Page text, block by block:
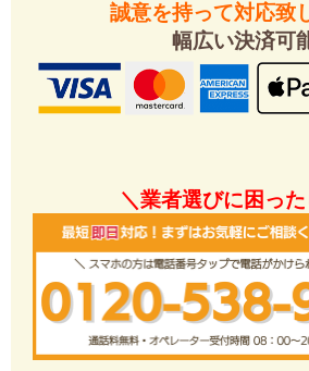
誠意を持って対応致
幅広い決済可
＼業者選びに困っ